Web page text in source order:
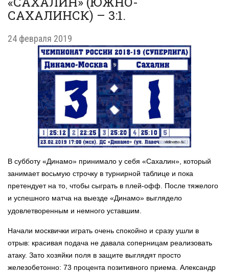
САХАЛИНСК) – 3:1.
24 февраля 2019
В субботу «Динамо» принимало у себя «Сахалин», который
занимает восьмую строчку в турнирной таблице и пока
претендует на то, чтобы сыграть в плей-офф. После тяжелого
и успешного матча на выезде «Динамо» выглядело
удовлетворенным и немного уставшим.
Начали москвички играть очень спокойно и сразу ушли в
отрыв: красивая подача не давала соперницам реализовать
атаку. Зато хозяйки поля в защите выглядят просто
железобетонно: 73 процента позитивного приема. Александр